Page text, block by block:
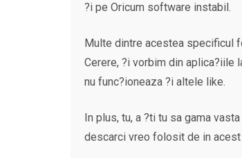
?i pe Oricum software instabil.
Multe dintre acestea specificul
Cerere, ?i vorbim din aplica?iile
nu func?ioneaza ?i altele like.
In plus, tu, a ?ti tu sa gama
descarci vreo folosit de in